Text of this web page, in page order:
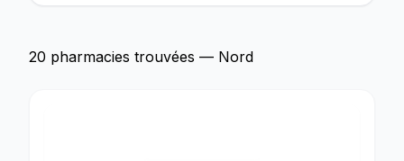
20 pharmacies trouvées — Nord